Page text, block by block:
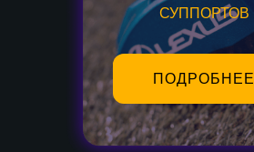
СУППОРТОВ
ПОДРОБНЕЕ